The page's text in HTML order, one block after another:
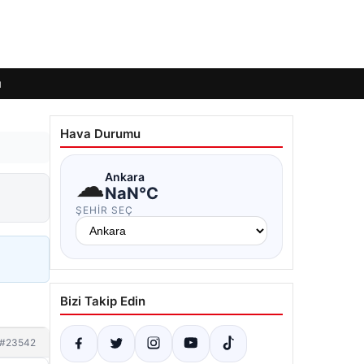
#23542
Hava Durumu
☁Ankara
NaN°C
ŞEHIR SEÇ
Bizi Takip Edin